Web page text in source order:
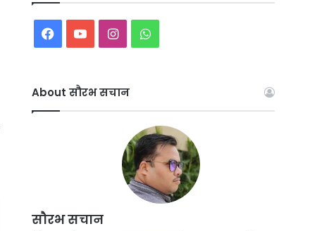
FacebookYouTubeInstagramWhatsApp
About सौरभ सचान
सौरभ सचान